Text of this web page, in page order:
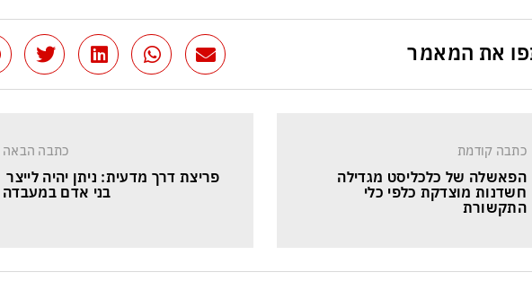
את המאמר
כתבה קודמת
הפאשלה של כלכליסט מגדילה
חשדנות מוצדקת כלפי כלי
התקשורת
כתבה הבאה
פריצת דרך מדעית: ניתן יהיה לייצר
בני אדם במעבדה